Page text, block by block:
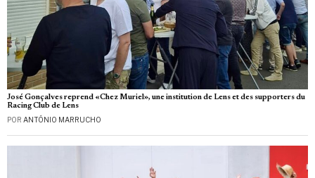
José Gonçalves reprend «Chez Muriel», une institution de Lens et des supporters du
Racing Club de Lens
POR ANTÓNIO MARRUCHO